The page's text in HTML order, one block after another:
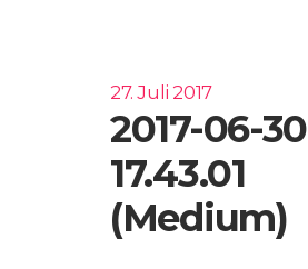
27. Juli 2017
2017-06-30
17.43.01
(Medium)